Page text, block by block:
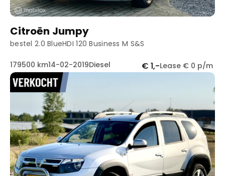
Citroën Jumpy
bestel 2.0 BlueHDI 120 Business M S&S
179500 km14-02-2019Diesel € 1,-Lease € 0 p/m